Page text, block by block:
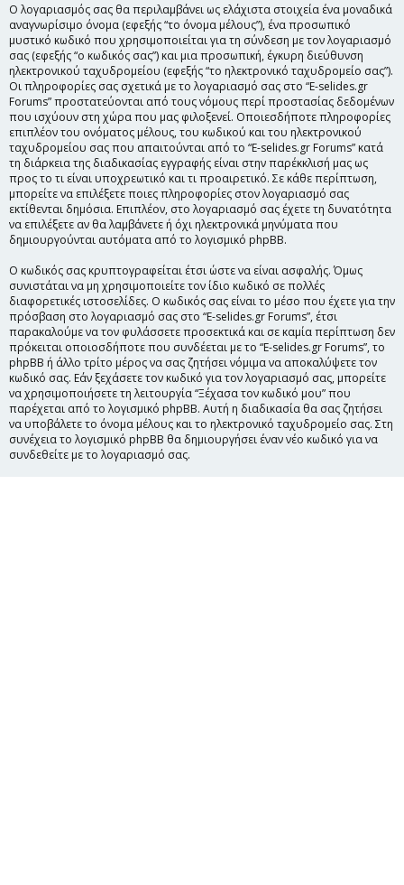
Ο λογαριασμός σας θα περιλαμβάνει ως ελάχιστα στοιχεία ένα μοναδικά
αναγνωρίσιμο όνομα (εφεξής “το όνομα μέλους”), ένα προσωπικό
μυστικό κωδικό που χρησιμοποιείται για τη σύνδεση με τον λογαριασμό
σας (εφεξής “ο κωδικός σας”) και μια προσωπική, έγκυρη διεύθυνση
ηλεκτρονικού ταχυδρομείου (εφεξής “το ηλεκτρονικό ταχυδρομείο σας”).
Οι πληροφορίες σας σχετικά με το λογαριασμό σας στο “E-selides.gr
Forums” προστατεύονται από τους νόμους περί προστασίας δεδομένων
που ισχύουν στη χώρα που μας φιλοξενεί. Οποιεσδήποτε πληροφορίες
επιπλέον του ονόματος μέλους, του κωδικού και του ηλεκτρονικού
ταχυδρομείου σας που απαιτούνται από το “E-selides.gr Forums” κατά
τη διάρκεια της διαδικασίας εγγραφής είναι στην παρέκκλισή μας ως
προς το τι είναι υποχρεωτικό και τι προαιρετικό. Σε κάθε περίπτωση,
μπορείτε να επιλέξετε ποιες πληροφορίες στον λογαριασμό σας
εκτίθενται δημόσια. Επιπλέον, στο λογαριασμό σας έχετε τη δυνατότητα
να επιλέξετε αν θα λαμβάνετε ή όχι ηλεκτρονικά μηνύματα που
δημιουργούνται αυτόματα από το λογισμικό phpBB.
Ο κωδικός σας κρυπτογραφείται έτσι ώστε να είναι ασφαλής. Όμως
συνιστάται να μη χρησιμοποιείτε τον ίδιο κωδικό σε πολλές
διαφορετικές ιστοσελίδες. Ο κωδικός σας είναι το μέσο που έχετε για την
πρόσβαση στο λογαριασμό σας στο “E-selides.gr Forums”, έτσι
παρακαλούμε να τον φυλάσσετε προσεκτικά και σε καμία περίπτωση δεν
πρόκειται οποιοσδήποτε που συνδέεται με το “E-selides.gr Forums”, το
phpBB ή άλλο τρίτο μέρος να σας ζητήσει νόμιμα να αποκαλύψετε τον
κωδικό σας. Εάν ξεχάσετε τον κωδικό για τον λογαριασμό σας, μπορείτε
να χρησιμοποιήσετε τη λειτουργία “Ξέχασα τον κωδικό μου” που
παρέχεται από το λογισμικό phpBB. Αυτή η διαδικασία θα σας ζητήσει
να υποβάλετε το όνομα μέλους και το ηλεκτρονικό ταχυδρομείο σας. Στη
συνέχεια το λογισμικό phpBB θα δημιουργήσει έναν νέο κωδικό για να
συνδεθείτε με το λογαριασμό σας.